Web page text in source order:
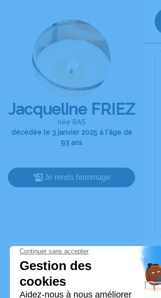
Jacqueline FRIEZ
née BAS
décédée le 3 janvier 2025 à l'âge de
93 ans
Je rends hommage